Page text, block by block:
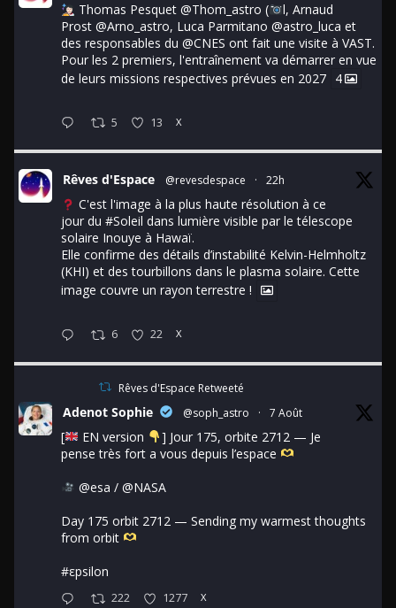
Thomas Pesquet @Thom_astro (
l, Arnaud
Prost @Arno_astro, Luca Parmitano @astro_luca et
des responsables du @CNES ont fait une visite à VAST.
Pour les 2 premiers, l'entraînement va démarrer en vue
de leurs missions respectives prévues en 2027 4
5 13 X
Rêves d'Espace @revesdespace · 22h
C'est l'image à la plus haute résolution à ce
jour du #Soleil dans lumière visible par le télescope
solaire Inouye à Hawaï.
Elle confirme des détails d’instabilité Kelvin-Helmholtz
(KHI) et des tourbillons dans le plasma solaire. Cette
image couvre un rayon terrestre !
6 22 X
Rêves d'Espace Retweeté
Adenot Sophie @soph_astro · 7 Août
[ EN version
] Jour 175, orbite 2712 — Je
pense très fort a vous depuis l’espace
@esa / @NASA
Day 175 orbit 2712 — Sending my warmest thoughts
from orbit
#εpsilon
222 1277 X